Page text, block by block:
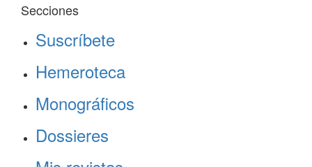
Secciones
Suscríbete
Hemeroteca
Monográficos
Dossieres